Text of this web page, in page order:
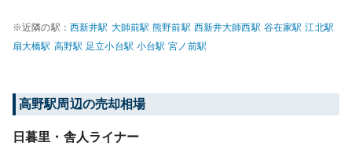
※近隣の駅： 西新井駅 大師前駅 熊野前駅 西新井大師西駅 谷在家駅 江北駅
扇大橋駅 高野駅 足立小台駅 小台駅 宮ノ前駅
高野駅周辺の売却相場
日暮里・舎人ライナー